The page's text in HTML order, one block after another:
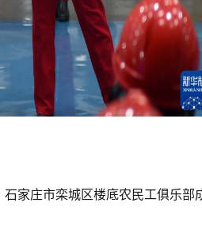
家庄市栾城区楼底农民工俱乐部